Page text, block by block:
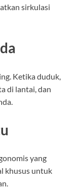
sirkulasi
Ketika duduk,
di lantai, dan
yang
khusus untuk